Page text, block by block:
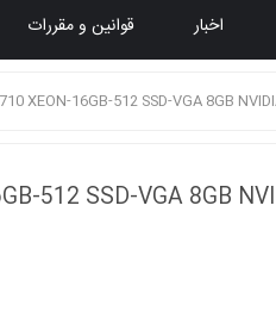
اخبار قوانین و مقررات